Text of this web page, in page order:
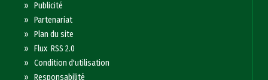
»Publicité
»Partenariat
»Plan du site
»Flux RSS 2.0
»Condition d'utilisation
»Responsabilité